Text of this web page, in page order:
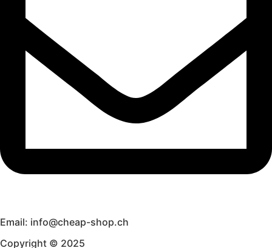
Email: info@cheap-shop.ch
Copyright © 2025